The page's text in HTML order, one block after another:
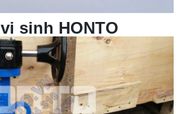
vi sinh HONTO